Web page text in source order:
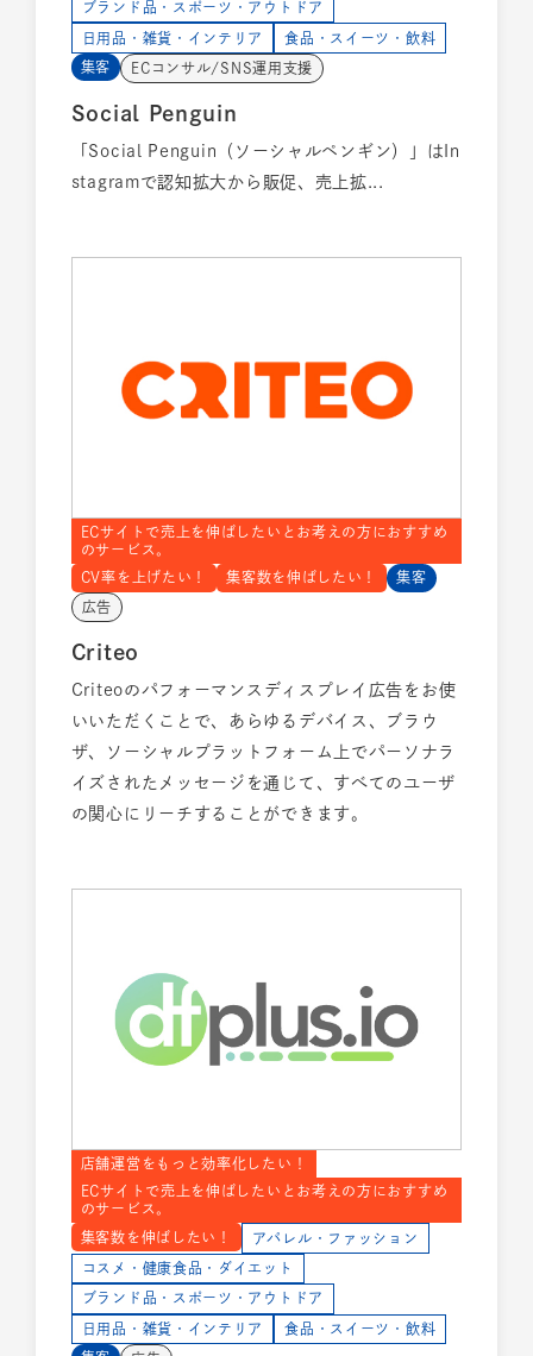
ブランド品・スポーツ・アウトドア
日用品・雑貨・インテリア 食品・スイーツ・飲料
集客 ECコンサル/SNS運用支援
Social Penguin
「Social Penguin（ソーシャルペンギン）」はIn
stagramで認知拡大から販促、売上拡...
ECサイトで売上を伸ばしたいとお考えの方におすすめ
のサービス。
CV率を上げたい！
集客数を伸ばしたい！ 集客
広告
Criteo
Criteoのパフォーマンスディスプレイ広告をお使
いいただくことで、あらゆるデバイス、ブラウ
ザ、ソーシャルプラットフォーム上でパーソナラ
イズされたメッセージを通じて、すべてのユーザ
の関心にリーチすることができます。
店舗運営をもっと効率化したい！
ECサイトで売上を伸ばしたいとお考えの方におすすめ
のサービス。
集客数を伸ばしたい！
アパレル・ファッション
コスメ・健康食品・ダイエット
ブランド品・スポーツ・アウトドア
日用品・雑貨・インテリア 食品・スイーツ・飲料